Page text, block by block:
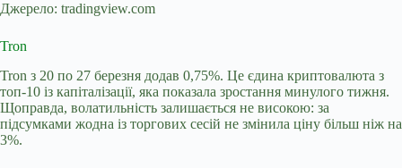
Джерело: tradingview.com
Tron
Tron з 20 по 27 березня додав 0,75%. Це єдина криптовалюта з
топ-10 із капіталізації, яка показала зростання минулого тижня.
Щоправда, волатильність залишається не високою: за
підсумками жодна із торгових сесій не змінила ціну більш ніж на
3%.